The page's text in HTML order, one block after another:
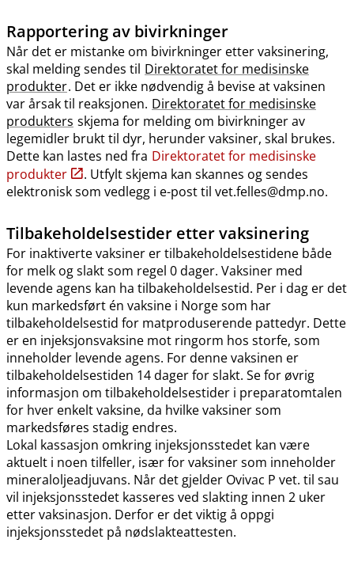
Rapportering av bivirkninger
Når det er mistanke om bivirkninger etter vaksinering,
skal melding sendes til Direktoratet for medisinske
produkter. Det er ikke nødvendig å bevise at vaksinen
var årsak til reaksjonen. Direktoratet for medisinske
produkters skjema for melding om bivirkninger av
legemidler brukt til dyr, herunder vaksiner, skal brukes.
Dette kan lastes ned fra Direktoratet for medisinske
produkter
. Utfylt skjema kan skannes og sendes
elektronisk som vedlegg i e-post til vet.felles@dmp.no.
Tilbakeholdelsestider etter vaksinering
For inaktiverte vaksiner er tilbakeholdelsestidene både
for melk og slakt som regel 0 dager. Vaksiner med
levende agens kan ha tilbakeholdelsestid. Per i dag er det
kun markedsført én vaksine i Norge som har
tilbakeholdelsestid for matproduserende pattedyr. Dette
er en injeksjonsvaksine mot ringorm hos storfe, som
inneholder levende agens. For denne vaksinen er
tilbakeholdelsestiden 14 dager for slakt. Se for øvrig
informasjon om tilbakeholdelsestider i preparatomtalen
for hver enkelt vaksine, da hvilke vaksiner som
markedsføres stadig endres.
Lokal kassasjon omkring injeksjonsstedet kan være
aktuelt i noen tilfeller, især for vaksiner som inneholder
mineraloljeadjuvans. Når det gjelder Ovivac P vet. til sau
vil injeksjonsstedet kasseres ved slakting innen 2 uker
etter vaksinasjon. Derfor er det viktig å oppgi
injeksjonsstedet på nødslakteattesten.